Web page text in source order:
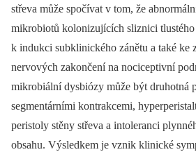
střeva může spočívat v tom, že
mikrobiotů kolonizujících sliznici tlustého
k indukci subklinického zánětu a také ke
nervových zakončení na nociceptivní
mikrobiální dysbiózy může být druhotná
segmentárními kontrakcemi,
peristoly stěny střeva a intoleranci
obsahu. Výsledkem je vznik klinické